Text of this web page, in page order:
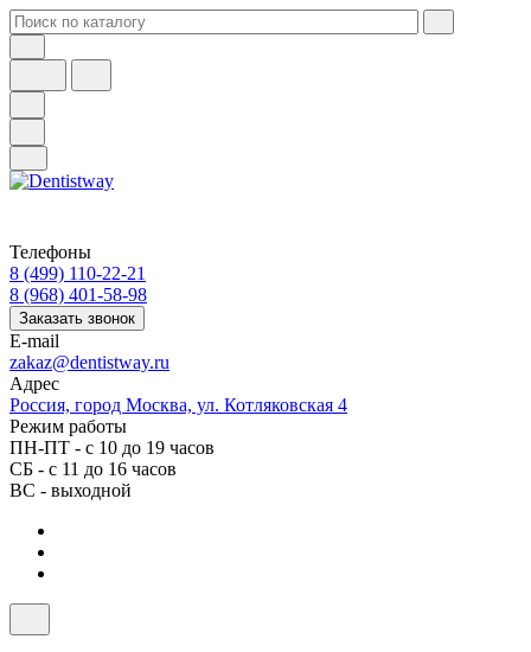
Телефоны
8 (499) 110-22-21
8 (968) 401-58-98
Заказать звонок
E-mail
zakaz@dentistway.ru
Адрес
Россия, город Москва, ул. Котляковская 4
Режим работы
ПН-ПТ - с 10 до 19 часов
СБ - с 11 до 16 часов
ВС - выходной